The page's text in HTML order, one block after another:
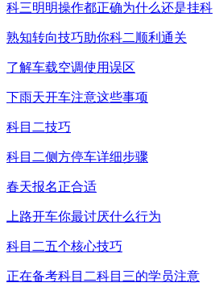
科三明明操作都正确为什么还是挂科
熟知转向技巧助你科二顺利通关
了解车载空调使用误区
下雨天开车注意这些事项
科目二技巧
科目二侧方停车详细步骤
春天报名正合适
上路开车你最讨厌什么行为
科目二五个核心技巧
正在备考科目二科目三的学员注意